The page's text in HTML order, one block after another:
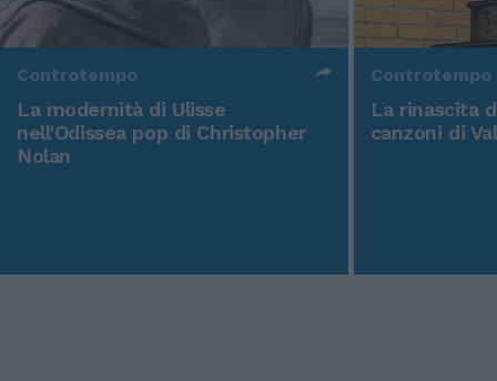
Controtempo
La modernità di Ulisse
nell'Odissea pop di Christopher
Nolan
Controtempo
La rinascita
canzoni di